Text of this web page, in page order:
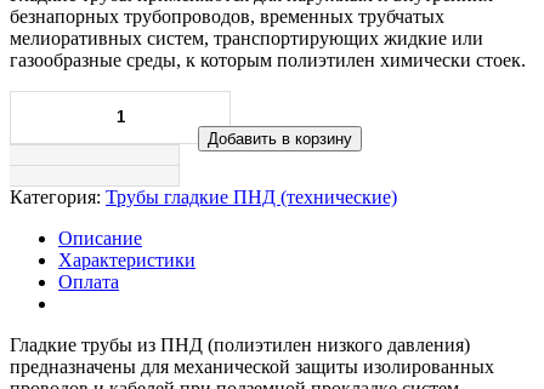
безнапорных трубопроводов, временных трубчатых
мелиоративных систем, транспортирующих жидкие или
газообразные среды, к которым полиэтилен химически стоек.
Добавить в корзину
Категория: Трубы гладкие ПНД (технические)
Описание
Характеристики
Оплата
Гладкие трубы из ПНД (полиэтилен низкого давления)
предназначены для механической защиты изолированных